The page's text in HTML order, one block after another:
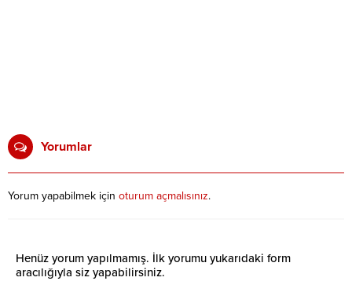
Yorumlar
Yorum yapabilmek için oturum açmalısınız.
Henüz yorum yapılmamış. İlk yorumu yukarıdaki form
aracılığıyla siz yapabilirsiniz.